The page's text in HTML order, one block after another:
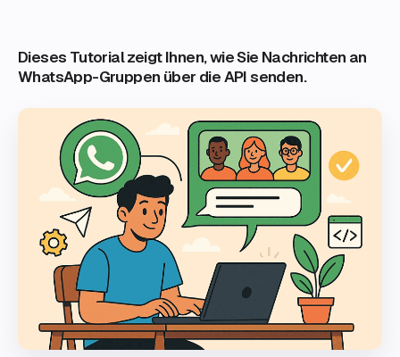
Dieses Tutorial zeigt Ihnen, wie Sie Nachrichten an
WhatsApp-Gruppen über die API senden.